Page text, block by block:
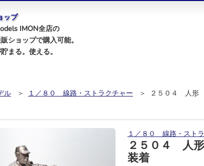
ップ
IMON全店の
ショップで購入可能。
まる。使える。
ル ＞ １／８０ 線路・ストラクチャー
＞ ２５０４ 人形
１／８０ 線路・スト
２５０４ 人
装着